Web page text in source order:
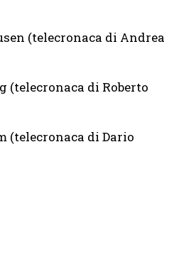
(telecronaca di Andrea
(telecronaca di Roberto
(telecronaca di Dario